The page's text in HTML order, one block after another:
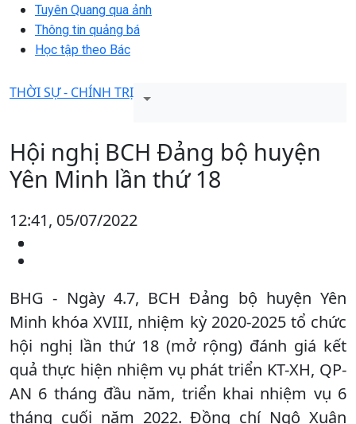
Tuyên Quang qua ảnh
Thông tin quảng bá
Học tập theo Bác
THỜI SỰ - CHÍNH TRỊ
Hội nghị BCH Đảng bộ huyện
Yên Minh lần thứ 18
12:41, 05/07/2022
BHG - Ngày 4.7, BCH Đảng bộ huyện Yên
Minh khóa XVIII, nhiệm kỳ 2020-2025 tổ chức
hội nghị lần thứ 18 (mở rộng) đánh giá kết
quả thực hiện nhiệm vụ phát triển KT-XH, QP-
AN 6 tháng đầu năm, triển khai nhiệm vụ 6
tháng cuối năm 2022. Đồng chí Ngô Xuân